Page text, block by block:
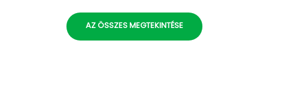
AZ ÖSSZES MEGTEKINTÉSE